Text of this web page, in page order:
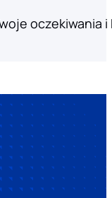
oczekiwania